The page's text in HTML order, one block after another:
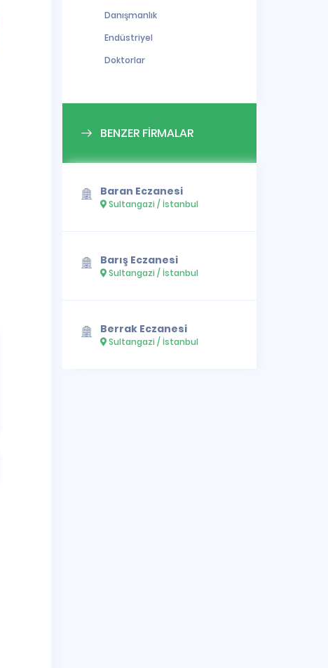
Danışmanlık
Endüstriyel
Doktorlar
BENZER FİRMALAR
Baran Eczanesi
Sultangazi / İstanbul
Barış Eczanesi
Sultangazi / İstanbul
Berrak Eczanesi
Sultangazi / İstanbul